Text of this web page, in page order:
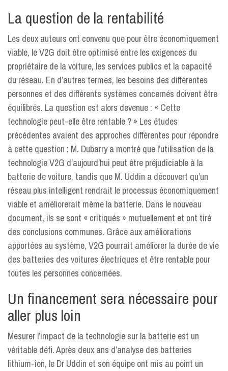
La question de la rentabilité
Les deux auteurs ont convenu que pour être économiquement
viable, le V2G doit être optimisé entre les exigences du
propriétaire de la voiture, les services publics et la capacité
du réseau. En d’autres termes, les besoins des différentes
personnes et des différents systèmes concernés doivent être
équilibrés. La question est alors devenue : « Cette
technologie peut-elle être rentable ? » Les études
précédentes avaient des approches différentes pour répondre
à cette question : M. Dubarry a montré que l’utilisation de la
technologie V2G d’aujourd’hui peut être préjudiciable à la
batterie de voiture, tandis que M. Uddin a découvert qu’un
réseau plus intelligent rendrait le processus économiquement
viable et améliorerait même la batterie. Dans le nouveau
document, ils se sont « critiqués » mutuellement et ont tiré
des conclusions communes. Grâce aux améliorations
apportées au système, V2G pourrait améliorer la durée de vie
des batteries des voitures électriques et être rentable pour
toutes les personnes concernées.
Un financement sera nécessaire pour
aller plus loin
Mesurer l’impact de la technologie sur la batterie est un
véritable défi. Après deux ans d’analyse des batteries
lithium-ion, le Dr Uddin et son équipe ont mis au point un